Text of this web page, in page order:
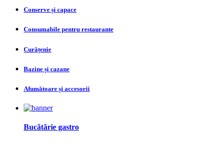
Conserve și capace
Consumabile pentru restaurante
Curățenie
Bazine și cazane
Afumătoare și accesorii
Bucătărie gastro